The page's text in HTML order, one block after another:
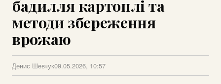
бадилля картоплі та
методи збереження
врожаю
Денис Шевчук09.05.2026, 10:57